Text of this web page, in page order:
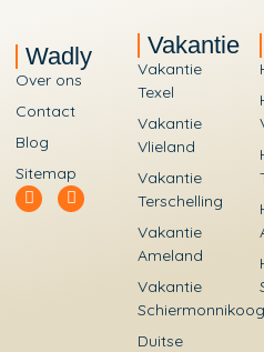
Wadly
Over ons
Contact
Blog
Sitemap
Vakantie
Vakantie
Texel
Vakantie
Vlieland
Vakantie
Terschelling
Vakantie
Ameland
Vakantie
Schiermonnikoog
Duitse